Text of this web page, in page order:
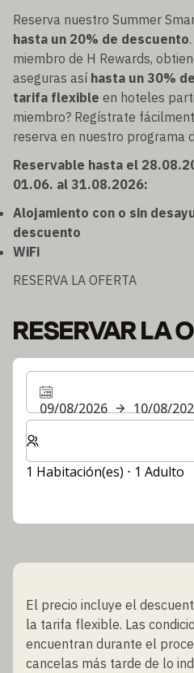
Reserva nuestro Summer
hasta un 20% de descuento
miembro de H Rewards,
aseguras así hasta un 30%
tarifa flexible en hoteles
miembro? Regístrate
reserva en nuestro programa
Reservable hasta el
01.06. al 31.08.2026:
Alojamiento con o sin
descuento
WiFi
RESERVA LA OFERTA
RESERVAR LA
09/08/2026
10/08/
Seleccione el número de
1 Habitación(es) ⋅ 1 Adulto
El precio incluye el
la tarifa flexible. Las
encuentran durante el
cancelas más tarde de lo